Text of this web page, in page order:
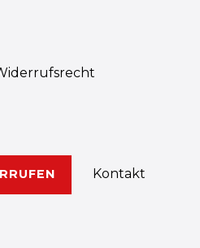
Kontakt